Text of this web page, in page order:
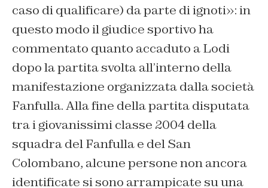
caso di qualificare) da parte di ignoti»: in
questo modo il giudice sportivo ha
commentato quanto accaduto a Lodi
dopo la partita svolta all’interno della
manifestazione organizzata dalla società
Fanfulla. Alla fine della partita disputata
tra i giovanissimi classe 2004 della
squadra del Fanfulla e del San
Colombano, alcune persone non ancora
identificate si sono arrampicate su una